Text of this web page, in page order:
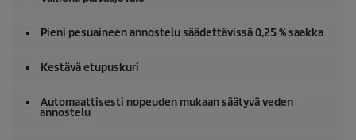
Pieni pesuaineen annostelu säädettävissä 0,25 % saakka
Kestävä etupuskuri
Automaattisesti nopeuden mukaan säätyvä veden
annostelu